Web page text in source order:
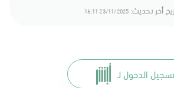
أخر تحديث: 23/11/2025 16:11
تسجيل الدخول لـ